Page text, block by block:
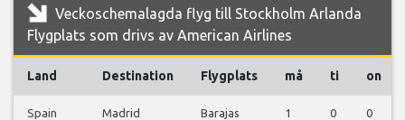
Veckoschemalagda flyg till Stockholm Arlanda
Flygplats som drivs av American Airlines
Land Destination Flygplats må ti on
Spain Madrid
Barajas
1 0 0